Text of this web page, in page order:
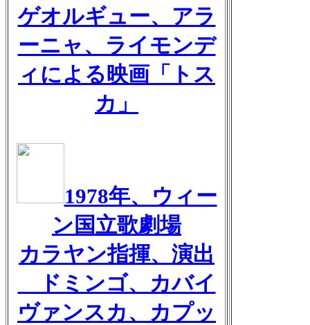
ゲオルギュー、アラ
ーニャ、ライモンデ
ィによる映画「トス
カ」
1978年、ウィー
ン国立歌劇場
カラヤン指揮、演出
ドミンゴ、カバイ
ヴァンスカ、カプッ